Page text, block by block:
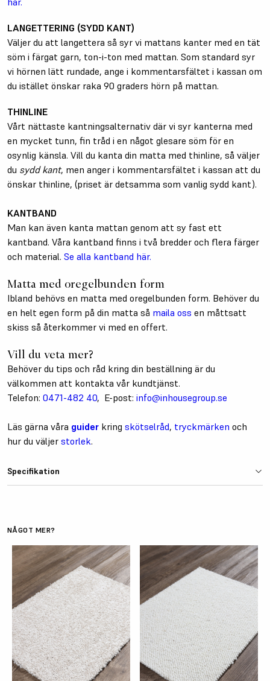
LANGETTERING (SYDD KANT)
Väljer du att langettera så syr vi mattans kanter med en tät
söm i färgat garn, ton-i-ton med mattan. Som standard syr
vi hörnen lätt rundade, ange i kommentarsfältet i kassan om
du istället önskar raka 90 graders hörn på mattan.
THINLINE
Vårt nättaste kantningsalternativ där vi syr kanterna med
en mycket tunn, fin tråd i en något glesare söm för en
osynlig känsla. Vill du kanta din matta med thinline, så väljer
du sydd kant, men anger i kommentarsfältet i kassan att du
önskar thinline, (priset är detsamma som vanlig sydd kant).
KANTBAND
Man kan även kanta mattan genom att sy fast ett
kantband. Våra kantband finns i två bredder och flera färger
och material. Se alla kantband här.
Matta med oregelbunden form
Ibland behövs en matta med oregelbunden form. Behöver du
en helt egen form på din matta så maila oss en måttsatt
skiss så återkommer vi med en offert.
Vill du veta mer?
Behöver du tips och råd kring din beställning är du
välkommen att kontakta vår kundtjänst.
Telefon: 0471-482 40, E-post: info@inhousegroup.se
Läs gärna våra guider kring skötselråd, tryckmärken och
hur du väljer storlek.
Specifikation
Totalhöjd
Baksida Filtbaksida
Luggvikt 550 gr/m2
Tål golvvärme Ja
Passar för Hemmiljö, Offentlig miljö, Trappor
Slitageklass Class 23, Class 31
NÅGOT MER?